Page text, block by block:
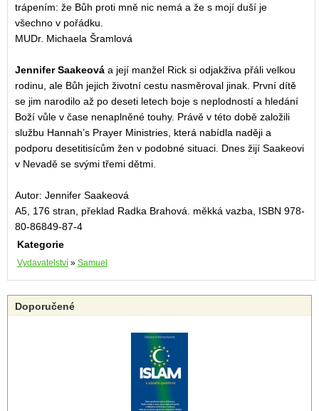
trápením: že Bůh proti mně nic nemá a že s mojí duší je
všechno v pořádku.
MUDr. Michaela Šramlová
Jennifer Saakeová a její manžel Rick si odjakživa přáli velkou
rodinu, ale Bůh jejich životní cestu nasměroval jinak. První dítě
se jim narodilo až po deseti letech boje s neplodností a hledání
Boží vůle v čase nenaplněné touhy. Právě v této době založili
službu Hannah’s Prayer Ministries, která nabídla naději a
podporu desetitisícům žen v podobné situaci. Dnes žijí Saakeovi
v Nevadě se svými třemi dětmi.
Autor: Jennifer Saakeová
A5, 176 stran, překlad Radka Brahová. měkká vazba, ISBN 978-
80-86849-87-4
Kategorie
Vydavatelství » Samuel
Doporučené